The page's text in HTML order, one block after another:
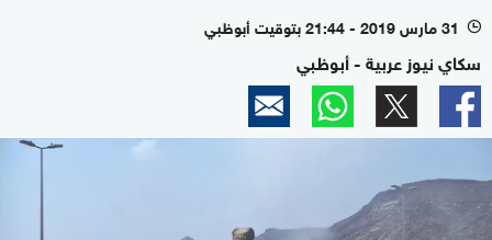
l 31 مارس 2019 - 21:44 بتوقيت أبوظبي
سكاي نيوز عربية - أبوظبي